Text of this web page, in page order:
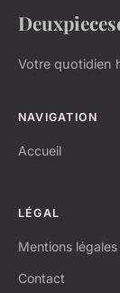
Votre quotidien
NAVIGATION
Accueil
LÉGAL
Mentions légales
Contact